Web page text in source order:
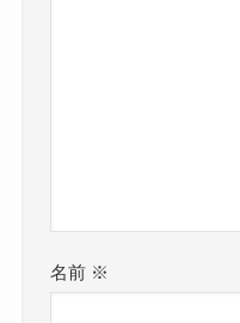
名前 ※